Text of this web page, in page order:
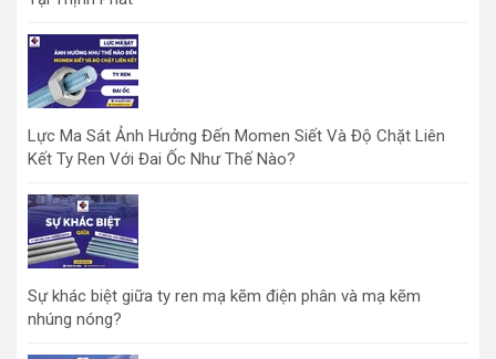
Lực Ma Sát Ảnh Hưởng Đến Momen Siết Và Độ Chặt Liên
Kết Ty Ren Với Đai Ốc Như Thế Nào?
Sự khác biệt giữa ty ren mạ kẽm điện phân và mạ kẽm
nhúng nóng?